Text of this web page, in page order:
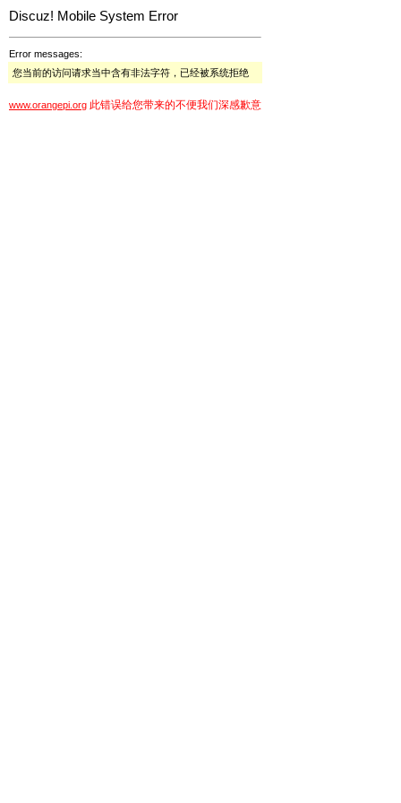
Discuz! Mobile System Error
Error messages:
您当前的访问请求当中含有非法字符，已经被系统拒绝
www.orangepi.org 此错误给您带来的不便我们深感歉意